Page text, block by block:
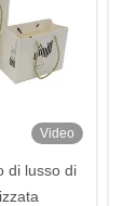
Video
di lusso di